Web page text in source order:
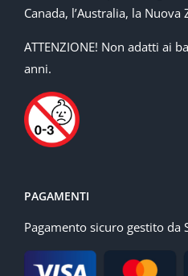
Canada, l’Australia, la Nuova
ATTENZIONE! Non adatti ai
anni.
PAGAMENTI
Pagamento sicuro gestito da